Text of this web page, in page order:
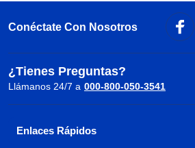
Conéctate Con Nosotros
¿Tienes Preguntas?
Llámanos 24/7 a 000-800-050-3541
Enlaces Rápidos